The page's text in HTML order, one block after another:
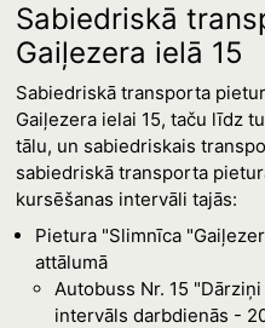
Sabiedriskā
Gaiļezera ielā 15
Sabiedriskā transporta
Gaiļezera ielai 15, taču līdz
tālu, un sabiedriskais
sabiedriskā transporta
kursēšanas intervāli tajās:
Pietura "Slimnīca
attālumā
Autobuss Nr. 15
intervāls darbdienās -